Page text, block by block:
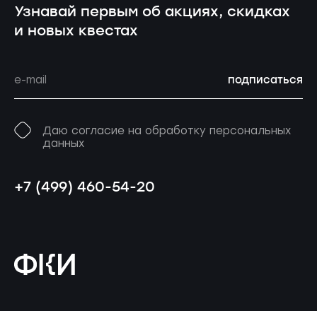
Узнавай первым об акциях, скидках
и новых квестах
подписаться
Даю согласие на обработку персональных
данных
+7 (499) 460-54-20